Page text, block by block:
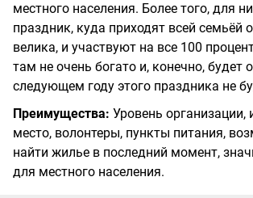
местного населения. Более того, для
праздник, куда приходят всей семьёй
велика, и участвуют на все 100
там не очень богато и, конечно, будет
следующем году этого праздника не
Преимущества: Уровень организации,
место, волонтеры, пункты питания,
найти жилье в последний момент,
для местного населения.